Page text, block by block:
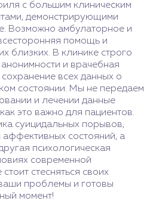
с большим клиническим
демонстрирующими
Возможно амбулаторное и
помощь и
близких. В клинике строго
и врачебная
всех данных о
состоянии. Мы не передаем
и лечении данные
это важно для пациентов.
суицидальных порывов,
состояний, а
психологическая
современной
стесняться своих
проблемы и готовы
момент!